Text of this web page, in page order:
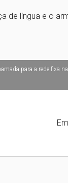
de língua e o
para a rede fixa